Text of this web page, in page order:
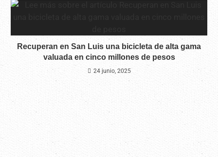
Recuperan en San Luis una bicicleta de alta gama
valuada en cinco millones de pesos
24 junio, 2025